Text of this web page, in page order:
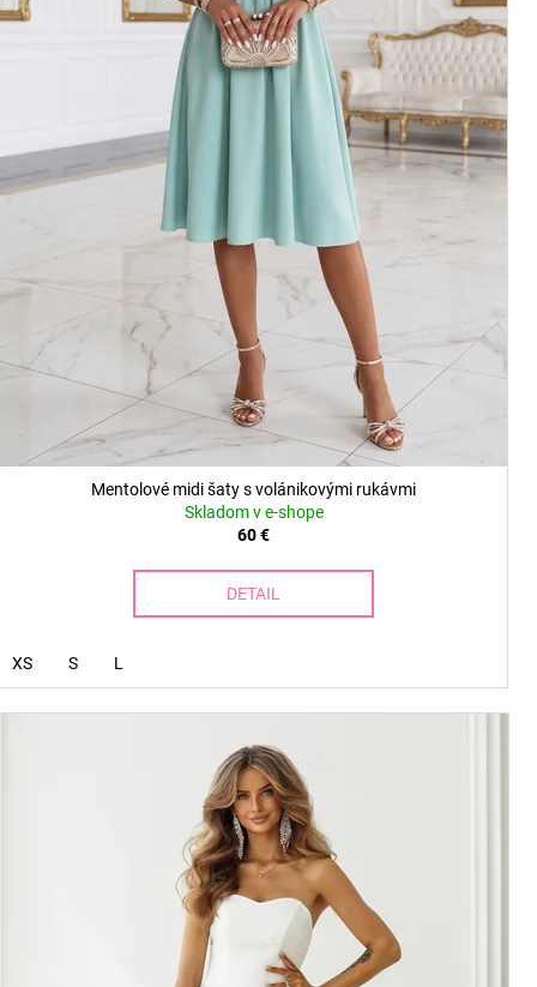
Mentolové midi šaty s volánikovými rukávmi
Skladom v e-shope
60 €
DETAIL
XS S L